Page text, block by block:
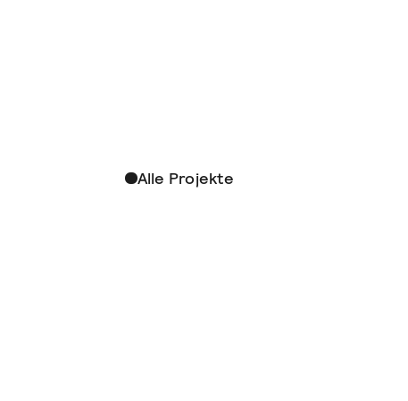
Alle Projekte